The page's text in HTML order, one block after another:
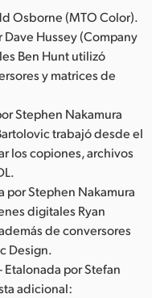
Osborne (MTO Color).
Hussey (Company
Ben Hunt utilizó
y matrices de
Stephen Nakamura
trabajó desde el
los copiones, archivos
por Stephen Nakamura
digitales Ryan
de conversores
Design.
por Stefan
adicional: